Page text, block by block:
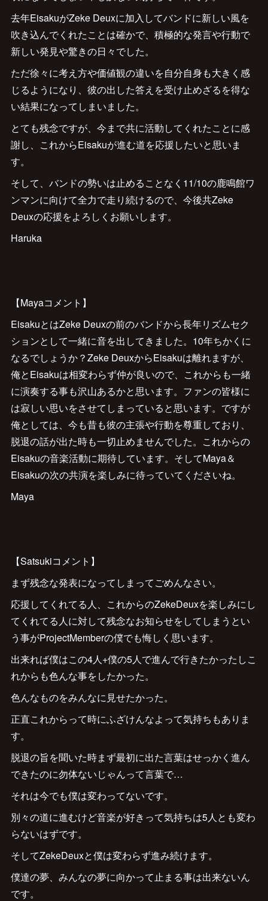
去年EisakuがZeke Deuxに加入してバンドに新しい風を
吹き込んでくれたことは確かで、積極的な発言や行動で
新しい発見や驚きの日々でした。
ただ徐々に考え方や価値観の違いを自分自身も大きく感
じるようになり、彼の出した答えを受け止めざるを得な
い結果になってしまいました。
とても残念ですが、今まで共に活動してくれたことに感
謝し、これからEisakuが進む道を応援したいと思いま
す。
そして、バンドの勢いは止めることなく11/10の鹿鳴館ワ
ンマンに向けて全力で走り続けるので、今後共Zeke
Deuxの応援をよろしくお願いします。
Haruka
【Mayaコメント】
EisakuとはZeke Deuxの前のバンドから長年リズムセク
ションとして一緒に音を出してきました。10年ちかくに
なるでしょうか？Zeke DeuxからEisakuは離れますが、
俺とEisakuは相変わらず仲が良いので、これからも一緒
に演奏する事も沢山あるかと思います。ファンの皆様に
は寂しい思いをさせてしまっていると思います。ですが
俺としては、今も昔も彼の主張や行動を尊重しており、
脱退の話が出た時も一切止めませんでした。これからの
Eisakuの音楽活動に期待しています。そしてMaya＆
Eisakuの次の共演を楽しみに待っていてくださいね。
Maya
【Satsukiコメント】
まず残念な発表になってしまってごめんなさい。
応援してくれてる人、これからのZekeDeuxを楽しみにし
てくれてる人に対して残念なお知らせをしてしまうとい
う事がProjectMemberの僕でも悔しく思います。
出来れば僕はこの4人+僕の5人で進んで行きたかったしこ
れからも色んな事をしたかった。
色んなものをみんなに見せたかった。
正直これからって時にふざけんなよって気持ちもありま
す。
脱退の旨を聞いた時まず最初に出た言葉はせっかく進ん
できたのに勿体ないじゃんって言葉で…
それは今でも僕は変わってないです。
別々の道に進むけど音楽が好きって気持ちは5人とも変わ
らないはずです。
そしてZekeDeuxと僕は変わらず進み続けます。
僕達の夢、みんなの夢に向かって止まる事は出来ないん
です。